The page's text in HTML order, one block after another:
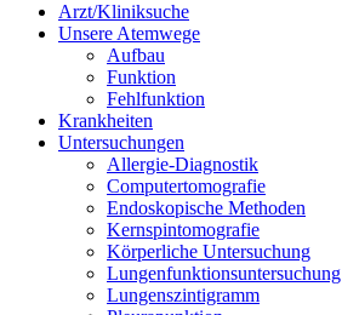
Arzt/Kliniksuche
Unsere Atemwege
Aufbau
Funktion
Fehlfunktion
Krankheiten
Untersuchungen
Allergie-Diagnostik
Computertomografie
Endoskopische Methoden
Kernspintomografie
Körperliche Untersuchung
Lungenfunktionsuntersuchung
Lungenszintigramm